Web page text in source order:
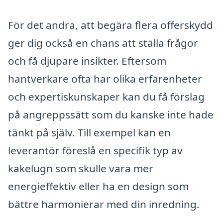
För det andra, att begära flera offerskydd
ger dig också en chans att ställa frågor
och få djupare insikter. Eftersom
hantverkare ofta har olika erfarenheter
och expertiskunskaper kan du få förslag
på angreppssätt som du kanske inte hade
tänkt på själv. Till exempel kan en
leverantör föreslå en specifik typ av
kakelugn som skulle vara mer
energieffektiv eller ha en design som
bättre harmonierar med din inredning.